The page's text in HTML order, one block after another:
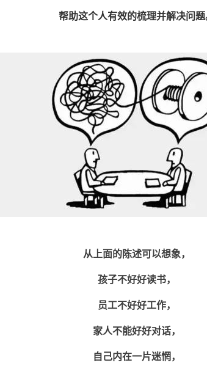
帮助这个人有效的梳理并解决问题
从上面的陈述可以想象，
孩子不好好读书，
员工不好好工作，
家人不能好好对话，
自己内在一片迷惘，